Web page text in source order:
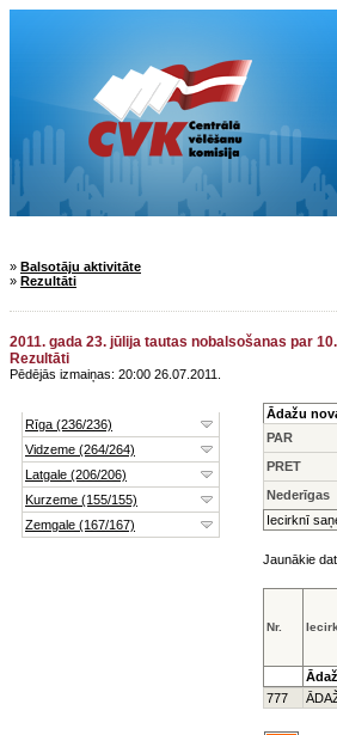
» Balsotāju aktivitāte
» Rezultāti
2011. gada 23. jūlija tautas nobalsošanas par
Rezultāti
Pēdējās izmaiņas: 20:00 26.07.2011.
Ādažu
PAR
PRET
Nederīgas
Iecirknī
Jaunākie
Nr.
777